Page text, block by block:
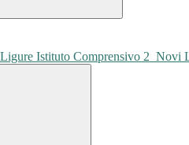
Istituto Comprensivo 2 Novi